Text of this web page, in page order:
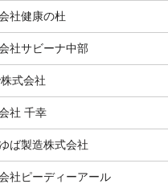
社健康の杜
社サビーナ中部
式会社
社 千幸
ば製造株式会社
社ピーディーアール